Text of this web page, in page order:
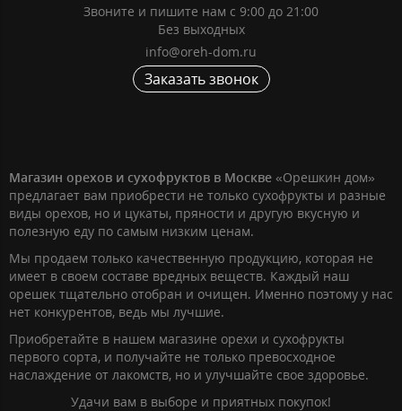
Звоните и пишите нам с 9:00 до 21:00
Без выходных
info@oreh-dom.ru
Заказать звонок
Магазин орехов и сухофруктов в Москве «Орешкин дом»
предлагает вам приобрести не только сухофрукты и разные
виды орехов, но и цукаты, пряности и другую вкусную и
полезную еду по самым низким ценам.
Мы продаем только качественную продукцию, которая не
имеет в своем составе вредных веществ. Каждый наш
орешек тщательно отобран и очищен. Именно поэтому у нас
нет конкурентов, ведь мы лучшие.
Приобретайте в нашем магазине орехи и сухофрукты
первого сорта, и получайте не только превосходное
наслаждение от лакомств, но и улучшайте свое здоровье.
Удачи вам в выборе и приятных покупок!